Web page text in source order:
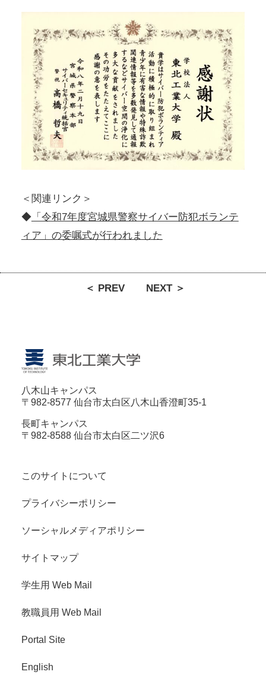
＜関連リンク＞
◆「令和7年度宮城県警察サイバー防犯ボランテ
ィア」の委嘱式が行われました
＜ PREV NEXT ＞
八木山キャンパス
〒982-8577 仙台市太白区八木山香澄町35-1
長町キャンパス
〒982-8588 仙台市太白区二ツ沢6
このサイトについて
プライバシーポリシー
ソーシャルメディアポリシー
サイトマップ
学生用 Web Mail
教職員用 Web Mail
Portal Site
English